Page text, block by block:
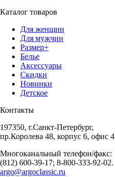
Каталог товаров
Для женщин
Для мужчин
Размер+
Белье
Аксессуары
Скидки
Новинки
Детское
Контакты
197350, г.Санкт-Петербург,
пр.Королева 48, корпус 6, офис
Многоканальный телефон/факс:
(812) 600-39-17; 8-800-333-92-02.
argo@argoclassic.ru